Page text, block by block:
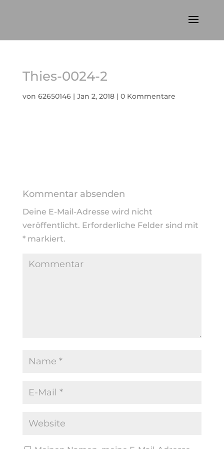
Thies-0024-2
von 62650146| Jan 2, 2018| 0 Kommentare
Kommentar absenden
Deine E-Mail-Adresse wird nicht
veröffentlicht. Erforderliche Felder sind mit
*markiert.